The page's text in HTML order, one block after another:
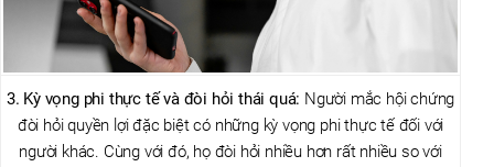
3. Kỳ vọng phi thực tế và đòi hỏi thái quá: Người mắc hội chứng
đòi hỏi quyền lợi đặc biệt có những kỳ vọng phi thực tế đối với
người khác. Cùng với đó, họ đòi hỏi nhiều hơn rất nhiều so với